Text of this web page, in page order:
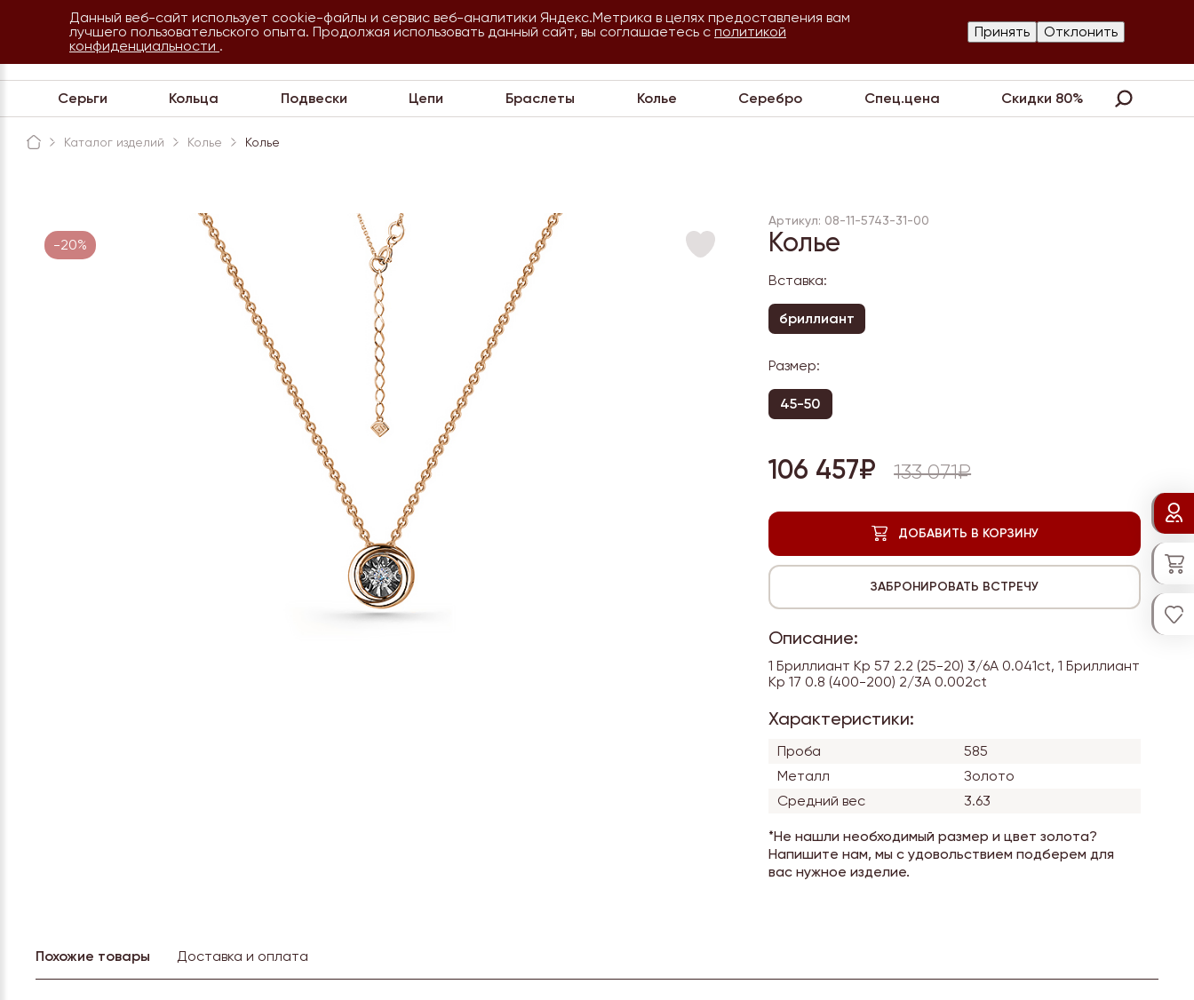
Сочи
8 800 234 35 54
Обратная связь
О
Для
VIP Партнеры Контакты
Серьги Кольца Подвески Цепи Браслеты Колье Серебро Спец.цена Скидки 80%
Каталог изделий Колье Колье
-20%
Артикул: 08-11-5743-31-00
Колье
Вставка:
бриллиант
Размер:
45-50
106 457₽ 133 071₽
Описание:
1 Бриллиант Кр 57 2.2 (25-20) 3/6А 0.041ct, 1 Бриллиант
Кр 17 0.8 (400-200) 2/3А 0.002ct
Характеристики:
Проба
585
Металл
Золото
Средний вес
3.63
*Не нашли необходимый размер и цвет золота?
Напишите нам, мы с удовольствием подберем для
вас нужное изделие.
Похожие товары Доставка и оплата
Данный веб-сайт использует cookie-файлы и сервис веб-аналитики Яндекс.Метрика в целях предоставления вам
лучшего пользовательского опыта. Продолжая использовать данный сайт, вы соглашаетесь с политикой
конфиденциальности .
Принять Отклонить